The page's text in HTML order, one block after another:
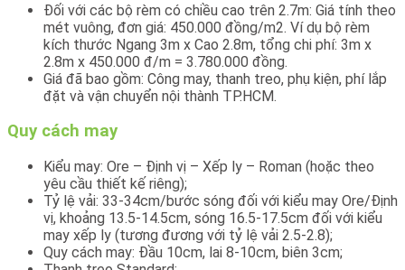
Đối với các bộ rèm có chiều cao trên 2.7m: Giá tính theo
mét vuông, đơn giá: 450.000 đồng/m2. Ví dụ bộ rèm
kích thước Ngang 3m x Cao 2.8m, tổng chi phí: 3m x
2.8m x 450.000 đ/m = 3.780.000 đồng.
Giá đã bao gồm: Công may, thanh treo, phụ kiện, phí lắp
đặt và vận chuyển nội thành TP.HCM.
Quy cách may
Kiểu may: Ore – Định vị – Xếp ly – Roman (hoặc theo
yêu cầu thiết kế riêng);
Tỷ lệ vải: 33-34cm/bước sóng đối với kiểu may Ore/Định
vị, khoảng 13.5-14.5cm, sóng 16.5-17.5cm đối với kiểu
may xếp ly (tương đương với tỷ lệ vải 2.5-2.8);
Quy cách may: Đầu 10cm, lai 8-10cm, biên 3cm;